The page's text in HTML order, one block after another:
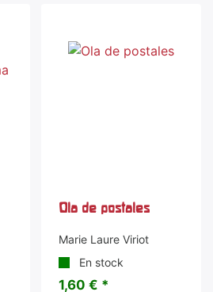
Ola de postales
Marie Laure Viriot
En stock
1,60 € *